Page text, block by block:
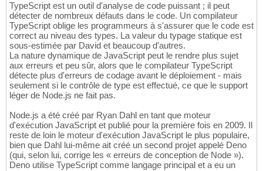
TypeScript est un outil d'analyse de code puissant ; il peut
détecter de nombreux défauts dans le code. Un compilateur
TypeScript oblige les programmeurs à s'assurer que le code est
correct au niveau des types. La valeur du typage statique est
sous-estimée par David et beaucoup d'autres.
La nature dynamique de JavaScript peut le rendre plus sujet
aux erreurs et peu sûr, alors que le compilateur TypeScript
détecte plus d'erreurs de codage avant le déploiement - mais
seulement si le contrôle de type est effectué, ce que le support
léger de Node.js ne fait pas.
Node.js a été créé par Ryan Dahl en tant que moteur
d'exécution JavaScript et publié pour la première fois en 2009. Il
reste de loin le moteur d'exécution JavaScript le plus populaire,
bien que Dahl lui-même ait créé un second projet appelé Deno
(qui, selon lui, corrige les « erreurs de conception de Node »).
Deno utilise TypeScript comme langage principal et a eu un